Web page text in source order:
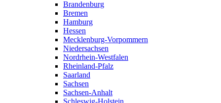
Brandenburg
Bremen
Hamburg
Hessen
Mecklenburg-Vorpommern
Niedersachsen
Nordrhein-Westfalen
Rheinland-Pfalz
Saarland
Sachsen
Sachsen-Anhalt
Schleswig-Holstein